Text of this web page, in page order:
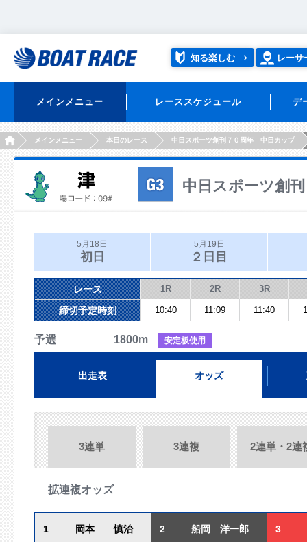
知る楽しむ レーサ
メインメニュー レーススケジュール デ
HOMEメインメニュー 本日のレース 中日スポーツ創刊７０周年 中日カップ
中日スポーツ創
5月18日
初日
5月19日
２日目
レース 1R 2R 3R
締切予定時刻 10:40 11:09 11:40
予選 1800m 安定板使用
出走表 オッズ
3連単 3連複 2連単・2連
拡連複オッズ
1 岡本 慎治 2 船岡 洋一郎 3